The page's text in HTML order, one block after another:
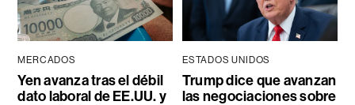
MERCADOS
Yen avanza tras el débil
dato laboral de EE.UU. y
ESTADOS UNIDOS
Trump dice que avanzan
las negociaciones sobre